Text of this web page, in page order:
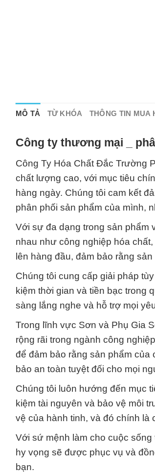
MÔ TẢ TỪ KHÓA THÔNG TIN MUA
Công ty thương mại _
Công Ty Hóa Chất Đắc Trường
chất lượng cao, với mục tiêu
hàng ngày. Chúng tôi cam kết
phân phối sản phẩm của mình,
Với sự đa dạng trong sản phẩm
nhau như công nghiệp hóa
lên hàng đầu, đảm bảo rằng
Chúng tôi cung cấp giải pháp
kiệm thời gian và tiền bạc trong
sàng lắng nghe và hỗ trợ mọi
Trong lĩnh vực Sơn và Phụ Gia
rộng rãi trong ngành công
để đảm bảo rằng sản phẩm
bảo an toàn tuyệt đối cho mọi
Chúng tôi luôn hướng đến mục
kiệm tài nguyên và bảo vệ môi
vệ của hành tinh, và đó chính là
Với sứ mệnh làm cho cuộc
hy vọng sẽ được phục vụ và
bạn.